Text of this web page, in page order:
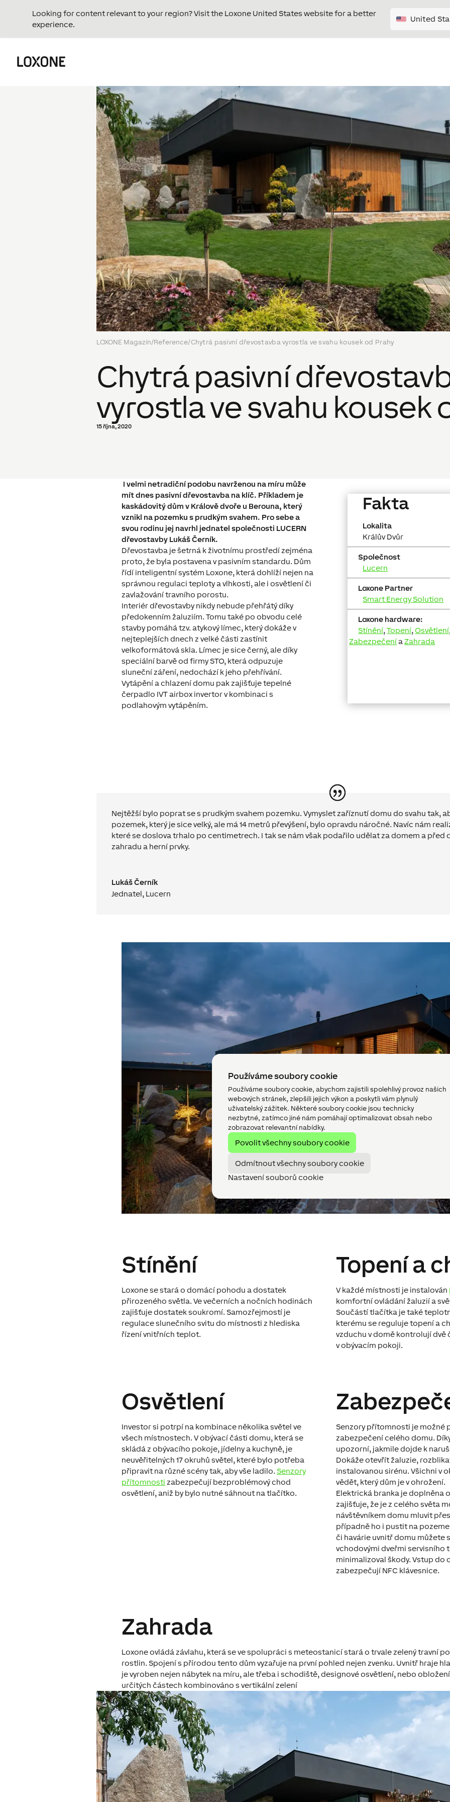
Používáme soubory cookie
Používáme soubory cookie, abychom zajistili spolehlivý provoz našich
webových stránek, zlepšili jejich výkon a poskytli vám plynulý
uživatelský zážitek. Některé soubory cookie jsou technicky
nezbytné, zatímco jiné nám pomáhají optimalizovat obsah nebo
zobrazovat relevantní nabídky.
Povolit všechny soubory cookie
Odmítnout všechny soubory cookie
Nastavení souborů cookie
Looking for content relevant to your region? Visit the Loxone United States website for a better
experience.
United
LOXONE Magazín/Reference/Chytrá pasivní dřevostavba vyrostla ve svahu kousek od Prahy
Chytrá pasivní
vyrostla ve svahu kousek
15 října, 2020
I velmi netradiční podobu navrženou na míru může
mít dnes pasivní dřevostavba na klíč. Příkladem je
kaskádovitý dům v Králově dvoře u Berouna, který
vznikl na pozemku s prudkým svahem. Pro sebe a
svou rodinu jej navrhl jednatel společnosti LUCERN
dřevostavby Lukáš Černík.
Dřevostavba je šetrná k životnímu prostředí zejména
proto, že byla postavena v pasivním standardu. Dům
řídí inteligentní systém Loxone, která dohlíží nejen na
správnou regulaci teploty a vlhkosti, ale i osvětlení či
zavlažování travního porostu.
Interiér dřevostavby nikdy nebude přehřátý díky
předokenním žaluziím. Tomu také po obvodu celé
stavby pomáhá tzv. atykový límec, který dokáže v
nejteplejších dnech z velké části zastínit
velkoformátová skla. Límec je sice černý, ale díky
speciální barvě od firmy STO, která odpuzuje
sluneční záření, nedochází k jeho přehřívání.
Vytápění a chlazení domu pak zajišťuje tepelné
čerpadlo IVT airbox invertor v kombinaci s
podlahovým vytápěním.
Fakta
Lokalita
Králův Dvůr
Společnost
Lucern
Loxone Partner
Smart Energy Solution
Loxone hardware:
Stínění,Topení, Osvětlení
ZabezpečeníaZahrada
Nejtěžší bylo poprat se s prudkým svahem pozemku. Vymyslet zaříznutí domu do svahu tak,
pozemek, který je sice velký, ale má 14 metrů převýšení, bylo opravdu náročné. Navíc nám
které se doslova trhalo po centimetrech. I tak se nám však podařilo udělat za domem a před
zahradu a herní prvky.
Lukáš Černík
Jednatel, Lucern
Stínění
Loxone se stará o domácí pohodu a dostatek
přirozeného světla. Ve večerních a nočních hodinách
zajišťuje dostatek soukromí. Samozřejmostí je
regulace slunečního svitu do místnosti z hlediska
řízení vnitřních teplot.
Topení a
V každé místnosti je instalován
komfortní ovládání žaluzií a
Součástí tlačítka je také
kterému se reguluje topení a
vzduchu v domě kontrolují dvě
v obývacím pokoji.
Osvětlení
Investor si potrpí na kombinace několika světel ve
všech místnostech. V obývací části domu, která se
skládá z obývacího pokoje, jídelny a kuchyně, je
neuvěřitelných 17 okruhů světel, které bylo potřeba
připravit na různé scény tak, aby vše ladilo. Senzory
přítomnosti zabezpečují bezproblémový chod
osvětlení, aniž by bylo nutné sáhnout na tlačítko.
Senzory přítomnosti je možné
zabezpečení celého domu.
upozorní, jakmile dojde k
Dokáže otevřít žaluzie,
instalovanou sirénu. Všichni v
vědět, který dům je v ohrožení.
Elektrická branka je doplněna
zajišťuje, že je z celého světa
návštěvníkem domu mluvit
případně ho i pustit na
či havárie uvnitř domu můžete
vchodovými dveřmi servisního
minimalizoval škody. Vstup do
zabezpečují NFC klávesnice.
Zahrada
Loxone ovládá závlahu, která se ve spolupráci s meteostanicí stará o trvale zelený travní
rostlin. Spojení s přírodou tento dům vyzařuje na první pohled nejen zvenku. Uvnitř hraje
je vyroben nejen nábytek na míru, ale třeba i schodiště, designové osvětlení, nebo obložení
určitých částech kombinováno s vertikální zelení